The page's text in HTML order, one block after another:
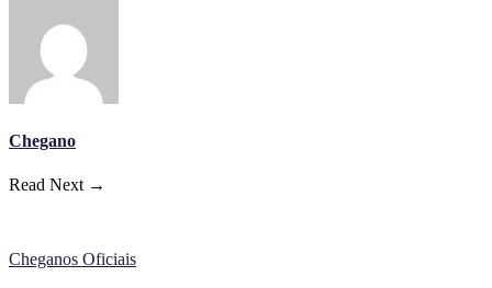
Chegano
Read Next →
Cheganos Oficiais